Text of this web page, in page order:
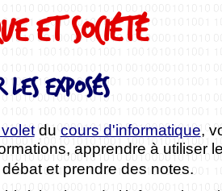
et société
les exposés
du cours d'informatique,
apprendre à utiliser
et prendre des notes.